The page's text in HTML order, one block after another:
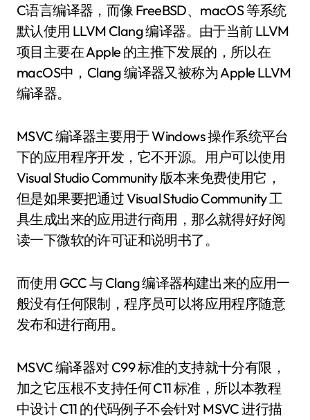
C语言编译器，而像 FreeBSD、macOS 等系统
默认使用 LLVM Clang 编译器。由于当前 LLVM
项目主要在 Apple 的主推下发展的，所以在
macOS中，Clang 编译器又被称为 Apple LLVM
编译器。
MSVC 编译器主要用于 Windows 操作系统平台
下的应用程序开发，它不开源。用户可以使用
Visual Studio Community 版本来免费使用它，
但是如果要把通过 Visual Studio Community 工
具生成出来的应用进行商用，那么就得好好阅
读一下微软的许可证和说明书了。
而使用 GCC 与 Clang 编译器构建出来的应用一
般没有任何限制，程序员可以将应用程序随意
发布和进行商用。
MSVC 编译器对 C99 标准的支持就十分有限，
加之它压根不支持任何 C11 标准，所以本教程
中设计 C11 的代码例子不会针对 MSVC 进行描